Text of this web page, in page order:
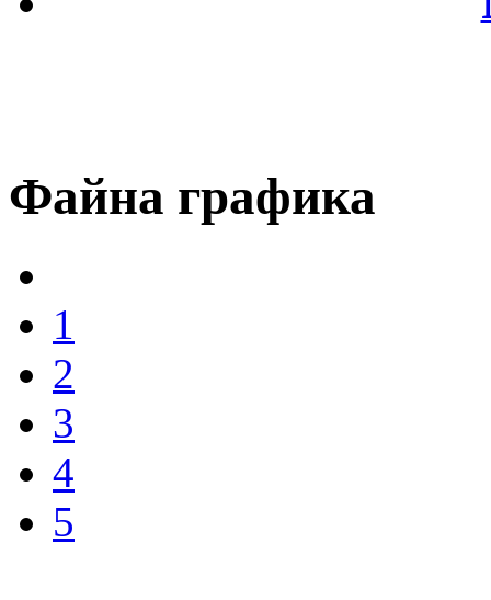
Файна графика
1
2
3
4
5